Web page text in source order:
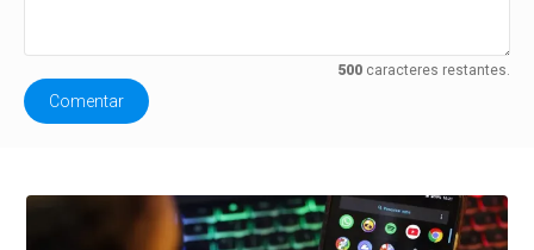
500caracteres restantes.
Comentar